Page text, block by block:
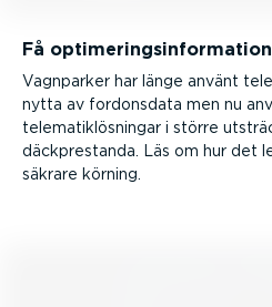
Få optime­rings­in­for­mation
Vagnparker har länge använt
nytta av fordonsdata men nu
telema­tik­lös­ningar i större
däckpre­standa. Läs om hur det
säkrare körning.